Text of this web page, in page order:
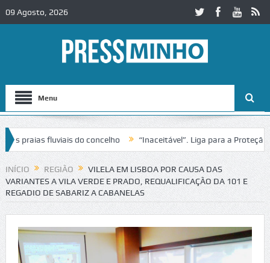
09 Agosto, 2026
Menu
fluviais do concelho “Inaceitável”. Liga para a Proteção da
de trânsito no IC2 em Alcobaça Igreja do Castelo de Cerveira
INÍCIO REGIÃO
VILELA EM LISBOA POR CAUSA DAS
VARIANTES A VILA VERDE E PRADO, REQUALIFICAÇÃO DA 101 E
REGADIO DE SABARIZ A CABANELAS